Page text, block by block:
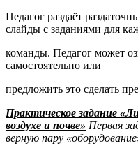
Педагог раздаёт
слайды с заданиями для
команды. Педагог может
самостоятельно или
предложить это сделать
Практическое задание
воздухе и почве» Первая
верную пару